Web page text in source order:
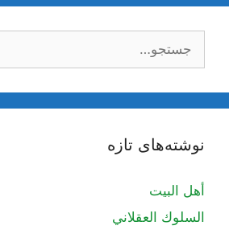
نوشته‌های تازه
أهل البيت
السلوك العقلاني